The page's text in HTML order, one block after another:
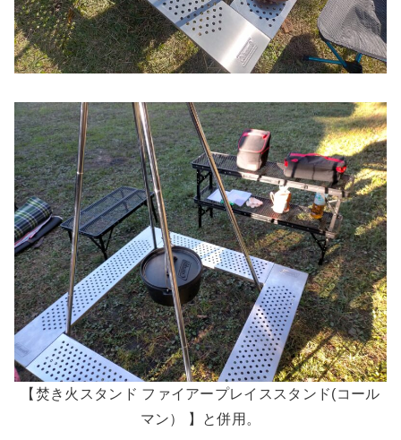
【焚き火スタンド ファイアープレイススタンド(コール
マン） 】と併用。